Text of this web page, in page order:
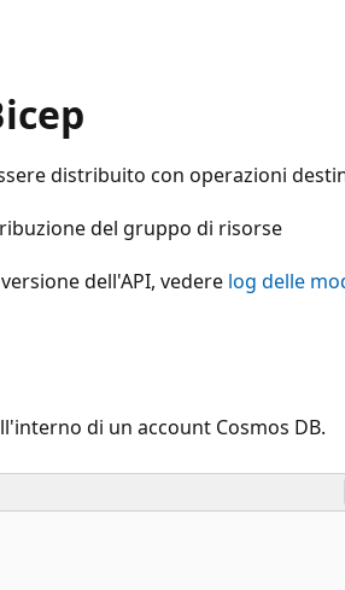
distribuito con operazioni
del gruppo di risorse
dell'API, vedere log delle
di un account Cosmos DB.